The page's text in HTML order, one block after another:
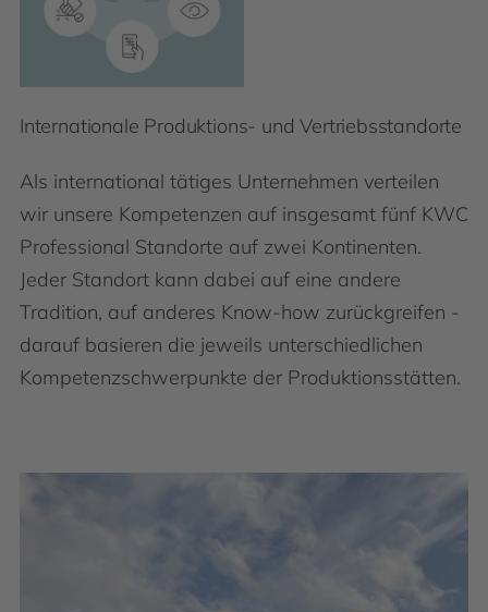
Internationale Produktions- und Vertriebsstandorte
Als international tätiges Unternehmen verteilen
wir unsere Kompetenzen auf insgesamt fünf KWC
Professional Standorte auf zwei Kontinenten.
Jeder Standort kann dabei auf eine andere
Tradition, auf anderes Know-how zurückgreifen -
darauf basieren die jeweils unterschiedlichen
Kompetenzschwerpunkte der Produktionsstätten.